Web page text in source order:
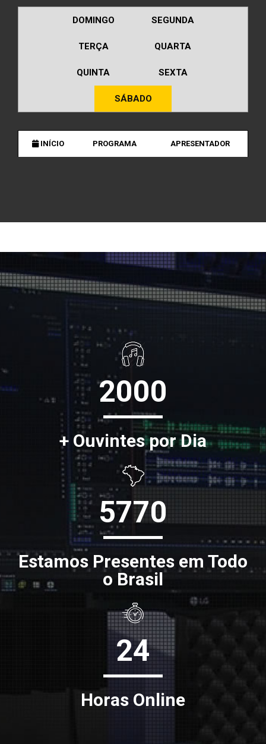
DOMINGO SEGUNDA
TERÇA QUARTA
QUINTA SEXTA
SÁBADO
INÍCIO PROGRAMA APRESENTADOR
2000
+ Ouvintes por Dia
5770
Estamos Presentes em Todo
o Brasil
24
Horas Online